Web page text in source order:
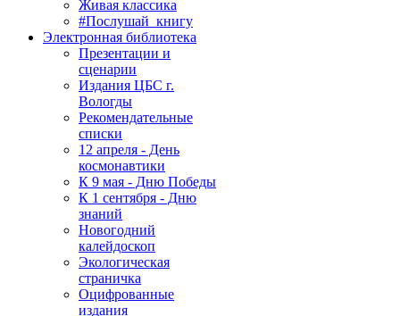
Живая классика
#Послушай_книгу
Электронная библиотека
Презентации и
сценарии
Издания ЦБС г.
Вологды
Рекомендательные
списки
12 апреля - День
космонавтики
К 9 мая - Дню Победы
К 1 сентября - Дню
знаний
Новогодний
калейдоскоп
Экологическая
страничка
Оцифрованные
издания